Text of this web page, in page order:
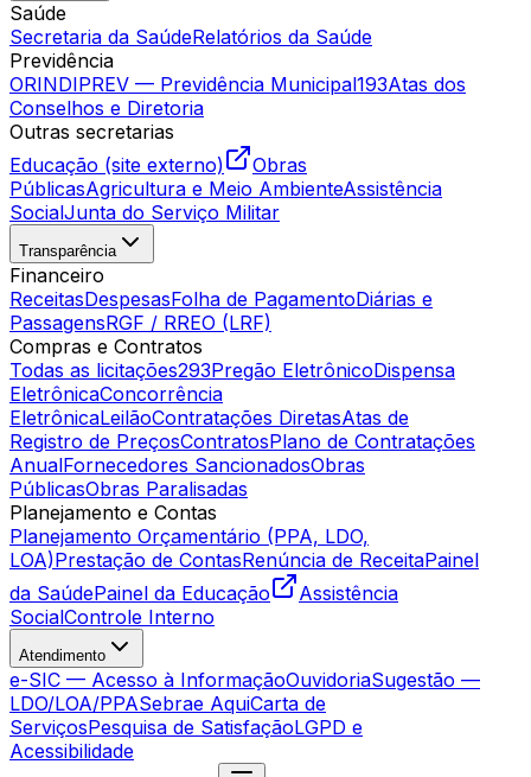
Saúde
Secretaria da SaúdeRelatórios da Saúde
Previdência
ORINDIPREV — Previdência Municipal193Atas dos
Conselhos e Diretoria
Outras secretarias
Educação (site externo)
Obras
PúblicasAgricultura e Meio AmbienteAssistência
SocialJunta do Serviço Militar
Transparência
Financeiro
ReceitasDespesasFolha de PagamentoDiárias e
PassagensRGF / RREO (LRF)
Compras e Contratos
Todas as licitações293Pregão EletrônicoDispensa
EletrônicaConcorrência
EletrônicaLeilãoContratações DiretasAtas de
Registro de PreçosContratosPlano de Contratações
AnualFornecedores SancionadosObras
PúblicasObras Paralisadas
Planejamento e Contas
Planejamento Orçamentário (PPA, LDO,
LOA)Prestação de ContasRenúncia de ReceitaPainel
da SaúdePainel da Educação
Assistência
SocialControle Interno
Atendimento
e-SIC — Acesso à InformaçãoOuvidoriaSugestão —
LDO/LOA/PPASebrae AquiCarta de
ServiçosPesquisa de SatisfaçãoLGPD e
Acessibilidade